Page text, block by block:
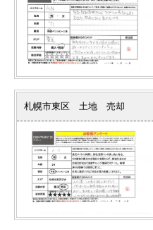
札幌市東区 土地 売却